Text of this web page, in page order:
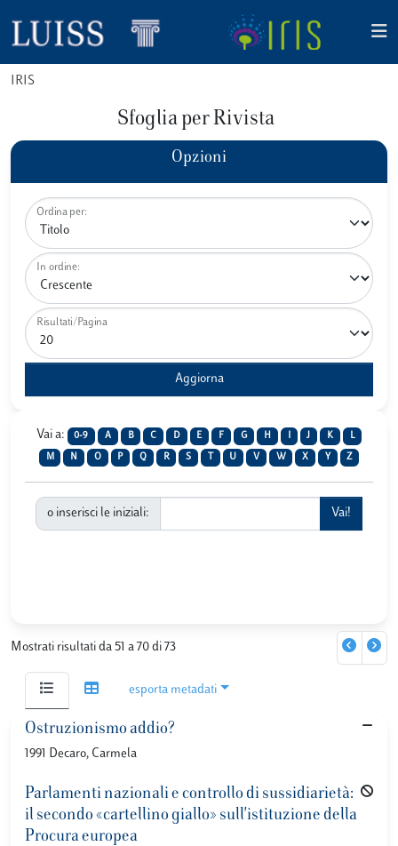
IRIS
Sfoglia per Rivista
Opzioni
Ordina per:
In ordine:
Risultati/Pagina
Vai a: 0-9 A B C D E F G H J K L
M N O P Q R S U V W X Y Z
o inserisci le iniziali:
Mostrati risultati da 51 a 70 di 73
esporta metadati
Ostruzionismo addio?
1991 Decaro, Carmela
Parlamenti nazionali e controllo di sussidiarietà:
il secondo «cartellino giallo» sull'istituzione della
Procura europea